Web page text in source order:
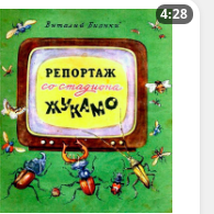
4:28